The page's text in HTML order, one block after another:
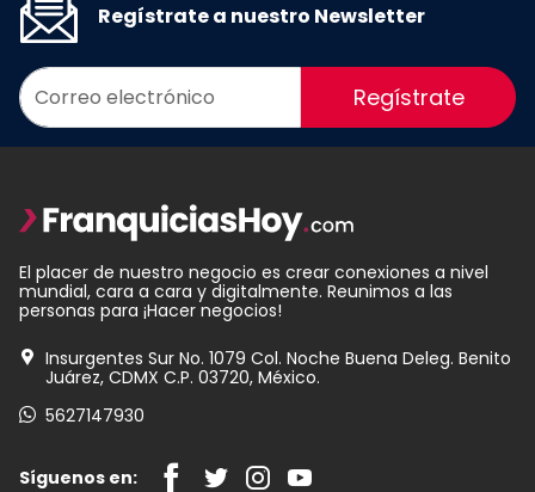
Regístrate a nuestro Newsletter
Regístrate
El placer de nuestro negocio es crear conexiones a nivel
mundial, cara a cara y digitalmente. Reunimos a las
personas para ¡Hacer negocios!
Insurgentes Sur No. 1079 Col. Noche Buena Deleg. Benito
Juárez, CDMX C.P. 03720, México.
5627147930
Síguenos en: